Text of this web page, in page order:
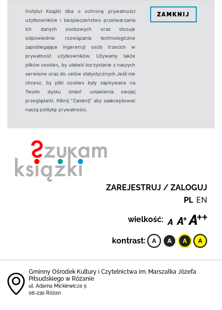
Instytut Książki dba o ochronę prywatności
użytkowników i bezpieczeństwo przetwarzania
ich danych osobowych oraz stosuje
odpowiednie rozwiązania technologiczne
zapobiegające ingerencji osób trzecich w
prywatność użytkowników. Używamy także
plików cookies, by ułatwić korzystanie z naszych
serwisów oraz do celów statystycznych.Jeśli nie
chcesz, by pliki cookies były zapisywane na
Twoim dysku zmień ustawienia swojej
przeglądarki. Kliknij "Zamknij" aby zaakceptować
naszą politykę prywatności.
ZAMKNIJ
ZAREJESTRUJ / ZALOGUJ
PL EN
wielkość:
kontrast:
Gminny Ośrodek Kultury i Czytelnictwa im. Marszałka Józefa
Piłsudskiego w Różanie
ul. Adama Mickiewicza 5
06-230 Różan